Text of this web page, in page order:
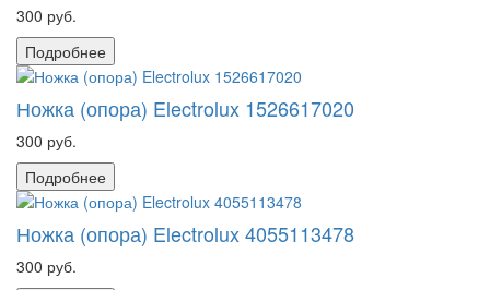
300 руб.
Подробнее
Ножка (опора) Electrolux 1526617020
300 руб.
Подробнее
Ножка (опора) Electrolux 4055113478
300 руб.